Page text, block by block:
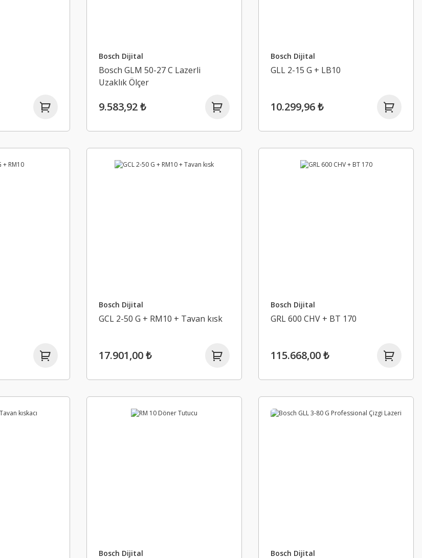
Bosch Dijital
Bosch GLM 50-27 C Lazerli
Uzaklık Ölçer
9.583,92 ₺
Bosch Dijital
GLL 2-15 G + LB10
10.299,96 ₺
Bosch Dijital
GCL 2-50 G + RM10 + Tavan kısk
17.901,00 ₺
Bosch Dijital
GRL 600 CHV + BT 170
115.668,00 ₺
Bosch Dijital Bosch Dijital